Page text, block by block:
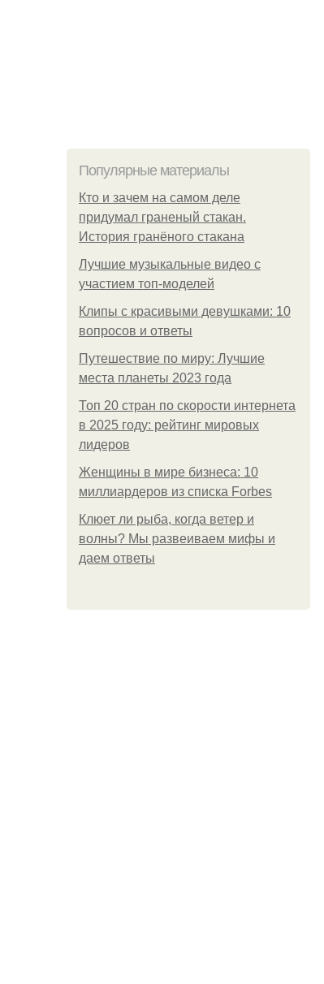
Популярные материалы
Кто и зачем на самом деле
придумал граненый стакан.
История гранёного стакана
Лучшие музыкальные видео с
участием топ-моделей
Клипы с красивыми девушками: 10
вопросов и ответы
Путешествие по миру: Лучшие
места планеты 2023 года
Топ 20 стран по скорости интернета
в 2025 году: рейтинг мировых
лидеров
Женщины в мире бизнеса: 10
миллиардеров из списка Forbes
Клюет ли рыба, когда ветер и
волны? Мы развеиваем мифы и
даем ответы